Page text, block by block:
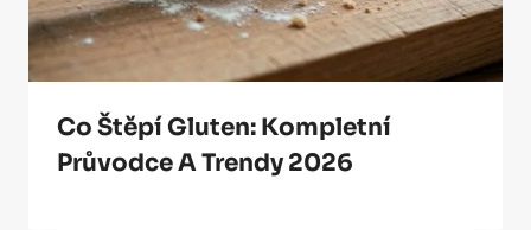
Co Štěpí Gluten: Kompletní
Průvodce A Trendy 2026